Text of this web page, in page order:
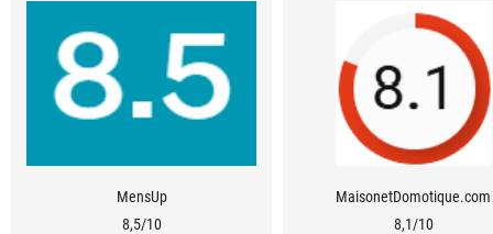
Gdzie kupić
Wsparcie klienta
MensUp
8,5/10
MaisonetDomotique.com
8,1/10